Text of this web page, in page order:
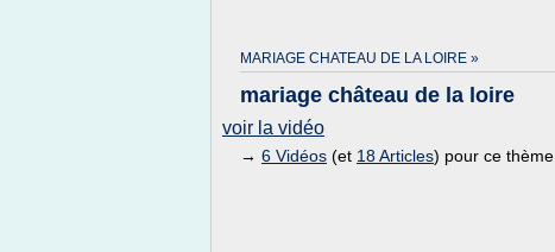
MARIAGE CHATEAU DE LA LOIRE »
mariage château de la loire
voir la vidéo
→ 6 Vidéos (et 18 Articles) pour ce thème